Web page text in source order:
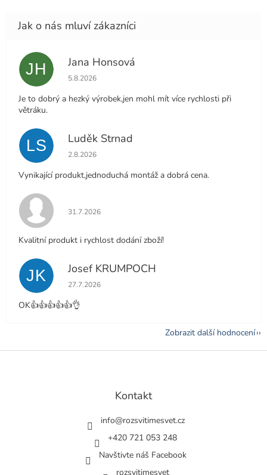
JH Jana Honsová
Hodnocení obchodu je 5 z 5 hvězdiček.
5.8.2026
Je to dobrý a hezký výrobek,jen mohl mít více rychlosti při
větráku.
LS Luděk Strnad
Hodnocení obchodu je 5 z 5 hvězdiček.
2.8.2026
Vynikající produkt,jednoduchá montáž a dobrá cena.
Hodnocení obchodu je 5 z 5 hvězdiček.
31.7.2026
Kvalitní produkt i rychlost dodání zboží!
JK Josef KRUMPOCH
Hodnocení obchodu je 5 z 5 hvězdiček.
27.7.2026
OK👍👍👍👍👍👌
Zobrazit další hodnocení
Z
Kontakt
info@rozsvitimesvet.cz
+420 721 053 248
Navštivte náš Facebook
rozsvitimesvet